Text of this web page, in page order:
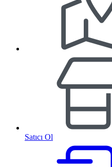
Satıcı Ol